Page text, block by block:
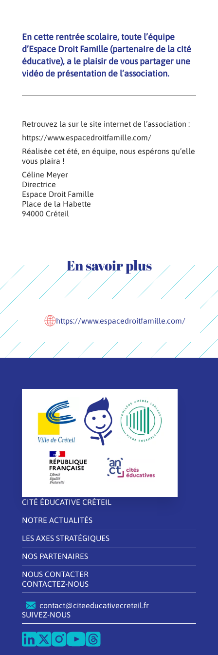
En cette rentrée scolaire, toute l’équipe
d’Espace Droit Famille (partenaire de la cité
éducative), a le plaisir de vous partager une
vidéo de présentation de l’association.
Retrouvez la sur le site internet de l’association :
https://www.espacedroitfamille.com/
Réalisée cet été, en équipe, nous espérons qu’elle
vous plaira !
Céline Meyer
Directrice
Espace Droit Famille
Place de la Habette
94000 Créteil
En savoir plus
https://www.espacedroitfamille.com/
CITÉ ÉDUCATIVE CRÉTEIL
NOTRE ACTUALITÉS
LES AXES STRATÉGIQUES
NOS PARTENAIRES
NOUS CONTACTER
CONTACTEZ-NOUS
contact@citeeducativecreteil.fr
SUIVEZ-NOUS